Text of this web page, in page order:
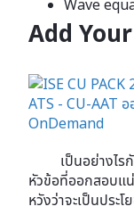
Wave
Add
เป็นอย่างไรกั
หัวข้อที่ออกสอบแ
หวังว่าจะเป็นปร